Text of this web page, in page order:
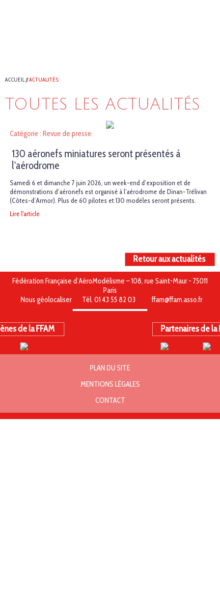
ACCUEIL//ACTUALITÉS
TOUTES LES ACTUALITÉS
Catégorie : Revue de presse
130 aéronefs miniatures seront présentés à
l'aérodrome
Samedi 6 et dimanche 7 juin 2026, un week-end d’exposition et de
démonstrations d’aéronefs est organisé à l’aérodrome de Dinan-Trélivan
(Côtes-d’Armor). Plus de 60 pilotes et 130 modèles seront présents.
Lire l'article
Retour aux actualités
Fédération Française d’AéroModélisme – 108, rue Saint-Maur - 75011
Paris
Nous géolocaliser
Tél. 01 43 55 82 03 ffam@ffam.asso.fr
de la FFAM Partenaires de la
PLAN DU SITE
MENTIONS LÉGALES
CONTACT